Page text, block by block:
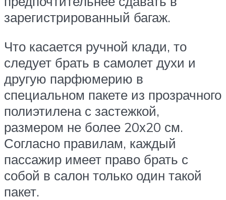
зарегистрированный багаж.
Что касается ручной клади, то
следует брать в самолет духи и
другую парфюмерию в
специальном пакете из прозрачного
полиэтилена с застежкой,
размером не более 20х20 см.
Согласно правилам, каждый
пассажир имеет право брать с
собой в салон только один такой
пакет.